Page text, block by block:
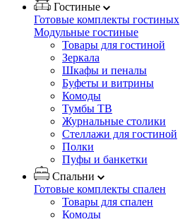
Гостиные
Готовые комплекты гостиных
Модульные гостиные
Товары для гостиной
Зеркала
Шкафы и пеналы
Буфеты и витрины
Комоды
Тумбы ТВ
Журнальные столики
Стеллажи для гостиной
Полки
Пуфы и банкетки
Спальни
Готовые комплекты спален
Товары для спален
Комоды